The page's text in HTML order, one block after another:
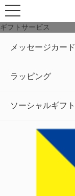
ギフトサービス
メッセージカード
ラッピング
ソーシャルギフト